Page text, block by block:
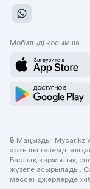
Мобильді қосымша
🔒 Маңызды! Mycar.kz
арқылы төлемді
Барлық қаржылық
жүзеге асырылады.
мессенджерлерде